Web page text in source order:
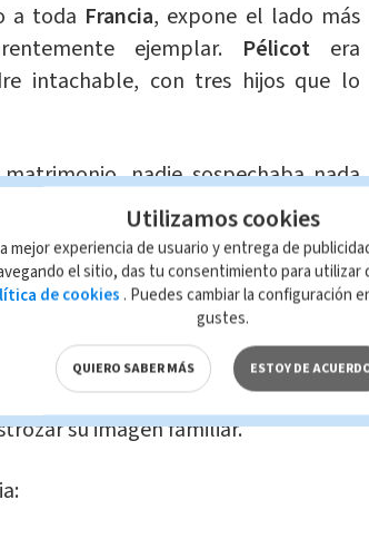
a toda Francia, expone el lado más
ejemplar. Pélicot era
intachable, con tres hijos que lo
nadie sospechaba nada
Sin embargo, este velo de
un vigilante lo sorprendió
interior de mujeres en los baños de
comportamientolascivo aislado,
de
, que terminó por
su imagen familiar.
Utilizamos cookies
mejor experiencia de usuario y entrega de
el sitio, das tu consentimiento para utilizar
de cookies . Puedes cambiar la configuración
gustes.
QUIERO SABER MÁS ESTOY DE